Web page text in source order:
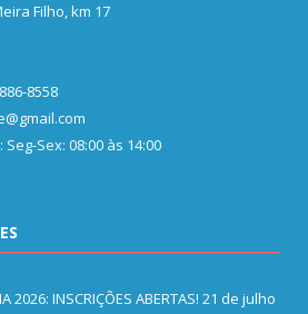
Filho, km 17
8558
Sex: 08:00 às 14:00
2026: INSCRIÇÕES ABERTAS! 21 de julho